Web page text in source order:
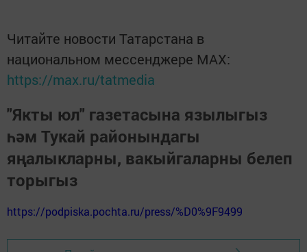
Читайте новости Татарстана в
национальном мессенджере MАХ:
https://max.ru/tatmedia
"Якты юл" газетасына язылыгыз
һәм Тукай районындагы
яңалыкларны, вакыйгаларны белеп
торыгыз
https://podpiska.pochta.ru/press/%D0%9F9499